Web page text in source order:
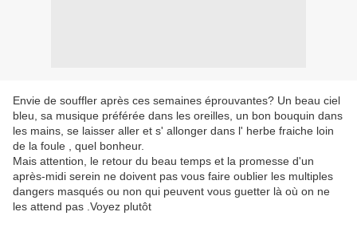
Envie de souffler après ces semaines éprouvantes? Un beau ciel
bleu, sa musique préférée dans les oreilles, un bon bouquin dans
les mains, se laisser aller et s' allonger dans l' herbe fraiche loin
de la foule , quel bonheur.
Mais attention, le retour du beau temps et la promesse d'un
après-midi serein ne doivent pas vous faire oublier les multiples
dangers masqués ou non qui peuvent vous guetter là où on ne
les attend pas .Voyez plutôt